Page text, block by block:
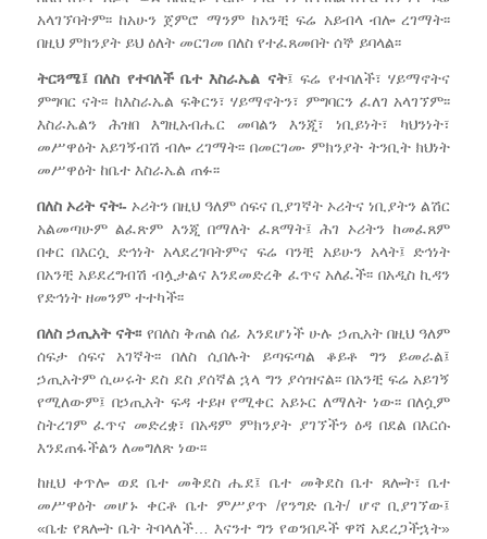
አላገኘባትም፡፡ ከአሁን ጀምሮ ማንም ከአንቺ ፍሬ አይብላ ብሎ ረገማት፡፡
በዚህ ምክንያት ይህ ዕለት መርገመ በለስ የተፈጸመበት ሰኞ ይባላል፡፡
ትርጓሜ፤ በለስ የተባለች ቤተ እስራኤል ናት፤ ፍሬ የተባለች፣ ሃይማኖትና
ምግባር ናት፡፡ ከእስራኤል ፍቅርን፣ ሃይማኖትን፣ ምግባርን ፈለገ አላገኘም፡፡
እስራኤልን ሕዝበ እግዚአብሔር መባልን እንጂ፣ ነቢይነት፣ ካህንነት፣
መሥዋዕት አይገኝብሽ ብሎ ረገማት፡፡ በመርገሙ ምክንያት ትንቢት ክህነት
መሥዋዕት ከቤተ እስራኤል ጠፉ፡፡
በለስ ኦሪት ናት፡- ኦሪትን በዚህ ዓለም ሰፍና ቢያገኛት ኦሪትና ነቢያትን ልሽር
አልመጣሁም ልፈጽም እንጂ በማለት ፈጸማት፤ ሕገ ኦሪትን ከመፈጸም
በቀር በእርሷ ድኅነት አላደረገባትምና ፍሬ ባንቺ አይሁን አላት፤ ድኅነት
በአንቺ አይደረግብሽ ብሏታልና እንደመድረቅ ፈጥና አለፈች፡፡ በአዲስ ኪዳን
የድኅነት ዘመንም ተተካች፡፡
በለስ ኃጢአት ናት፡፡ የበለስ ቅጠል ሰፊ እንደሆነች ሁሉ ኃጢአት በዚህ ዓለም
ሰፍታ ሰፍና አገኛት፡፡ በለስ ሲበሉት ይጣፍጣል ቆይቶ ግን ይመራል፤
ኃጢአትም ሲሠሩት ደስ ደስ ያሰኛል ኋላ ግን ያሳዝናል፡፡ በአንቺ ፍሬ አይገኝ
የሚለውም፤ በኃጢአት ፍዳ ተይዞ የሚቀር አይኑር ለማለት ነው፡፡ በለሷም
ስትረገም ፈጥና መድረቋ፣ በአዳም ምክንያት ያገኘችን ዕዳ በደል በእርሱ
እንደጠፋችልን ለመግለጽ ነው፡፡
ከዚህ ቀጥሎ ወደ ቤተ መቅደስ ሔደ፤ ቤተ መቅደስ ቤተ ጸሎት፣ ቤተ
መሥዋዕት መሆኑ ቀርቶ ቤተ ምሥያጥ /የንግድ ቤት/ ሆኖ ቢያገኘው፤
«ቤቴ የጸሎት ቤት ትባላለች… እናንተ ግን የወንበዶች ዋሻ አደረጋችኋት»